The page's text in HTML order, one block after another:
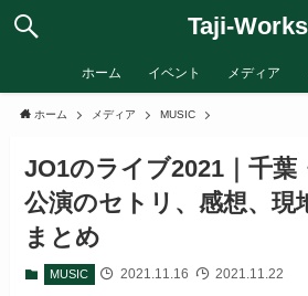
Taji-Works
ホーム イベント メディア
ホーム メディア MUSIC
JO1のライブ2021｜千葉
公演のセトリ、感想、現
まとめ
MUSIC 2021.11.16 2021.11.22